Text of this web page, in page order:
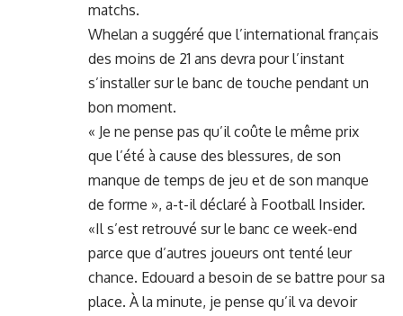
matchs.
Whelan a suggéré que l’international français
des moins de 21 ans devra pour l’instant
s’installer sur le banc de touche pendant un
bon moment.
« Je ne pense pas qu’il coûte le même prix
que l’été à cause des blessures, de son
manque de temps de jeu et de son manque
de forme », a-t-il déclaré à Football Insider.
«Il s’est retrouvé sur le banc ce week-end
parce que d’autres joueurs ont tenté leur
chance. Edouard a besoin de se battre pour sa
place. À la minute, je pense qu’il va devoir